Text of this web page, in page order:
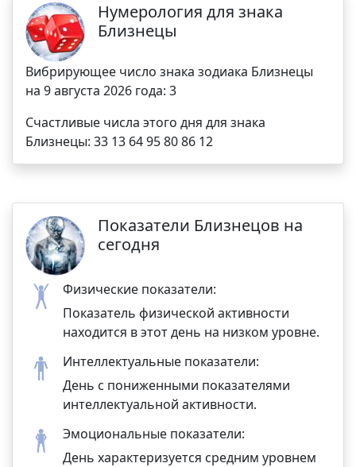
Нумерология для знака
Близнецы
Вибрирующее число знака зодиака Близнецы
на 9 августа 2026 года: 3
Счастливые числа этого дня для знака
Близнецы: 33 13 64 95 80 86 12
Показатели Близнецов на
сегодня
Физические показатели:
Показатель физической активности
находится в этот день на низком уровне.
Интеллектуальные показатели:
День с пониженными показателями
интеллектуальной активности.
Эмоциональные показатели:
День характеризуется средним уровнем